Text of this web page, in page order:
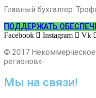
Главный бухгалтер:
ПОДДЕРЖАТЬ
Facebook Instagram Vk
© 2017 Некоммерческое
регионов»
Мы на связи!